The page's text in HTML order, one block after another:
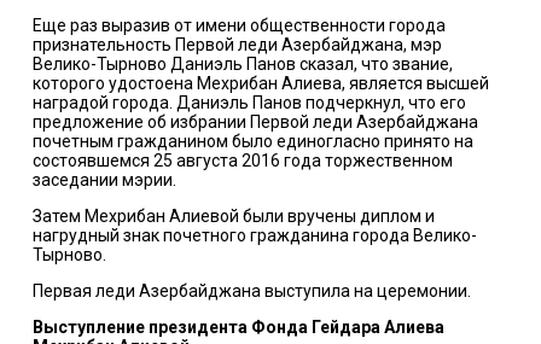
Еще раз выразив от имени общественности города
признательность Первой леди Азербайджана, мэр
Велико-Тырново Даниэль Панов сказал, что звание,
которого удостоена Мехрибан Алиева, является высшей
наградой города. Даниэль Панов подчеркнул, что его
предложение об избрании Первой леди Азербайджана
почетным гражданином было единогласно принято на
состоявшемся 25 августа 2016 года торжественном
заседании мэрии.
Затем Мехрибан Алиевой были вручены диплом и
нагрудный знак почетного гражданина города Велико-
Тырново.
Первая леди Азербайджана выступила на церемонии.
Выступление президента Фонда Гейдара Алиева